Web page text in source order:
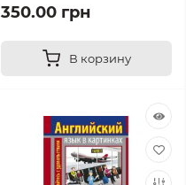
350.00 грн
В корзину